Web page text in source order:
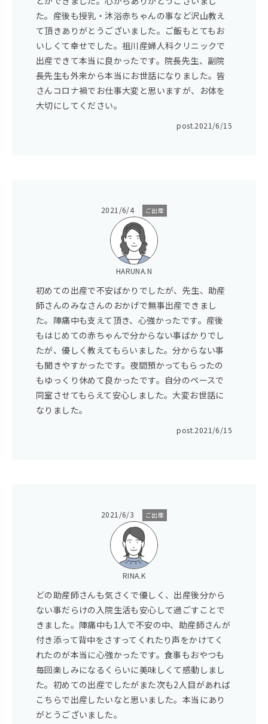
た。産後も授乳・沐浴赤ちゃんの事など沢山教え
て頂きありがとうございました。ご飯もとてもお
いしくて幸せでした。祖川産婦人科クリニックで
出産できて本当に良かったです。院長先生、副院
長先生も外来から本当にお世話になりました。皆
さんコロナ禍でお仕事大変と思いますが、お体を
大切にしてください。
post.2021/6/15
2021/6/4 ご出産
HARUNA.N
初めての出産で不安ばかりでしたが、先生、助産
師さんのみなさんのおかげで無事出産できまし
た。陣痛中も支えて頂き、心強かったです。産後
もはじめての赤ちゃんで分からない事ばかりでし
たが、優しく教えてもらいました。分からない事
も聞きやすかったです。夜間預かってもらったの
もゆっくり休めて良かったです。自分のペースで
同室させてもらえて安心しました。大変お世話に
なりました。
post.2021/6/15
2021/6/3 ご出産
RINA.K
どの助産師さんも気さくで優しく、出産後分から
ない事だらけの入院生活も安心して過ごすことで
きました。陣痛中も1人で不安の中、助産師さんが
付き添って背中をさすってくれたり声をかけてく
れたのが本当に心強かったです。食事もおやつも
毎回楽しみになるくらいに美味しくて感動しまし
た。初めての出産でしたがまた次も2人目があれば
こちらで出産したいなと思いました。本当にあり
がとうございました。